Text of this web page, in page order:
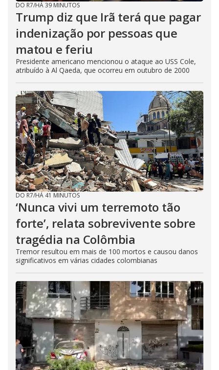
DO R7/HÁ 39 MINUTOS
Trump diz que Irã terá que pagar
indenização por pessoas que
matou e feriu
Presidente americano mencionou o ataque ao USS Cole,
atribuído à Al Qaeda, que ocorreu em outubro de 2000
DO R7/HÁ 41 MINUTOS
‘Nunca vivi um terremoto tão
forte’, relata sobrevivente sobre
tragédia na Colômbia
Tremor resultou em mais de 100 mortos e causou danos
significativos em várias cidades colombianas